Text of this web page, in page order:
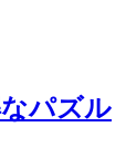
パズル